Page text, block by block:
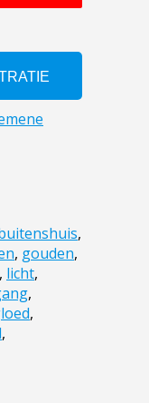
,
, gouden,
, licht,
,
,
,